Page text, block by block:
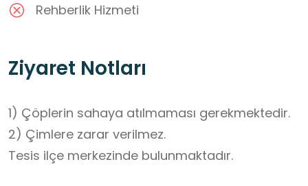
Rehberlik Hizmeti
Ziyaret Notları
1) Çöplerin sahaya atılmaması gerekmektedir.
2) Çimlere zarar verilmez.
Tesis ilçe merkezinde bulunmaktadır.